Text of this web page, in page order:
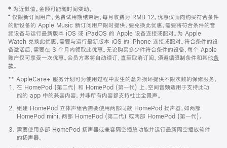
页
页
脚
注
‡ 为近似值。金额可能随时间变动。
⁺ 仅限新订阅用户。免费试用期结束后，每月收费为 RMB 12。优惠仅面向购买符合条件
的新设备的 Apple Music 新订阅用户限时提供。要兑换此优惠，需要将符合条件的音
频设备与运行最新版本 iOS 或 iPadOS 的 Apple 设备连接或配对。为 Apple
Watch 兑换此优惠，需要与运行最新版本 iOS 的 iPhone 连接或配对。符合条件的设
备激活后，需要在 3 个月内领取此优惠。无论购买多少件符合条件的设备，每个 Apple
账户仅可享受一次优惠。会员方案将自动续订，直至取消订阅。须遵循限制条件和其他条
款。
窗
口
中
打
开)
** AppleCare+ 服务计划可为使用过程中发生的意外损坏提供不限次数的保修服务。
在 HomePod (第二代) 和 HomePod (第一代) 上，空间音频适用于支持此功
能的 app 中的兼容内容。并非所有内容都支持杜比全景声。
组建 HomePod 立体声组合需要使用两部同款 HomePod 扬声器，如两部
HomePod mini、两部 HomePod (第二代) 或两部 HomePod (第一代)。
需要使用多部 HomePod 扬声器或兼容隔空播放功能并运行最新隔空播放软件
的扬声器。